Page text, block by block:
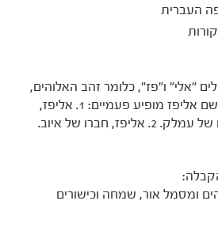
העברית
"אלי" ו"פז", כלומר זהב האלוהים,
זוהר האלוהים. בתנ"ך, השם אליפז מופיע פעמיים: 1. אליפז,
חברו של איוב.
ומסמל אור, שמחה וכישורים